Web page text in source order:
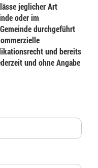
jeglicher Art
oder im
durchgeführt
und bereits
und ohne Angabe